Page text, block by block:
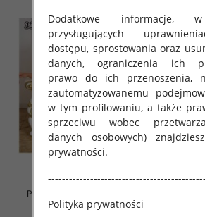
Piżama damska Roz Standard,
Mix kolor Paczka 12 szt
Dodatkowe
przysługujących
dostępu, sprostowania oraz
danych, ograniczenia ich
prawo do ich przenoszenia,
zautomatyzowanemu
w tym profilowaniu, a także
sprzeciwu wobec
danych osobowych)
prywatności.
Polityka prywatności